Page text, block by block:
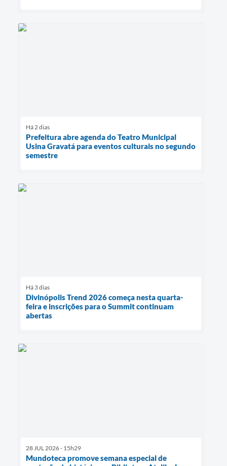
Há 2 dias
Prefeitura abre agenda do Teatro Municipal
Usina Gravatá para eventos culturais no segundo
semestre
Há 3 dias
Divinópolis Trend 2026 começa nesta quarta-
feira e inscrições para o Summit continuam
abertas
28 JUL 2026 - 15h29
Mundoteca promove semana especial de